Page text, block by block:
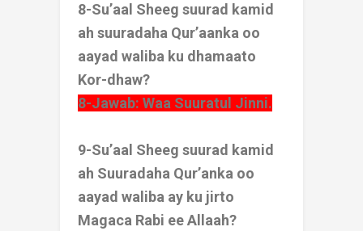
8-Su’aal Sheeg suurad kamid
ah suuradaha Qur’aanka oo
aayad waliba ku dhamaato
Kor-dhaw?
8-Jawab: Waa Suuratul Jinni.
9-Su’aal Sheeg suurad kamid
ah Suuradaha Qur’anka oo
aayad waliba ay ku jirto
Magaca Rabi ee Allaah?